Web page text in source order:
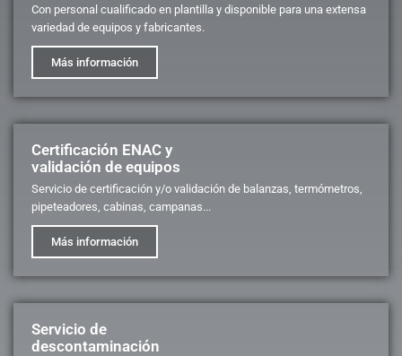
Con personal cualificado en plantilla y disponible para una extensa
variedad de equipos y fabricantes.
Más información
Certificación ENAC y
validación de equipos
Servicio de certificación y/o validación de balanzas, termómetros,
pipeteadores, cabinas, campanas...
Más información
Servicio de
descontaminación